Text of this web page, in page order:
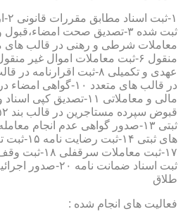
۱-
در قالب های متعدد ۱۰-
طلاق
فعالیت های انجام شده :